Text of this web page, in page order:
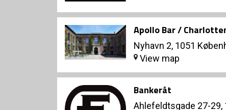
Apollo Bar /
Nyhavn 2, 1051
View map
Bankeråt
Ahlefeldtsgade 27-29,